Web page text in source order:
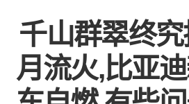
千山群翠终
月流火,比亚